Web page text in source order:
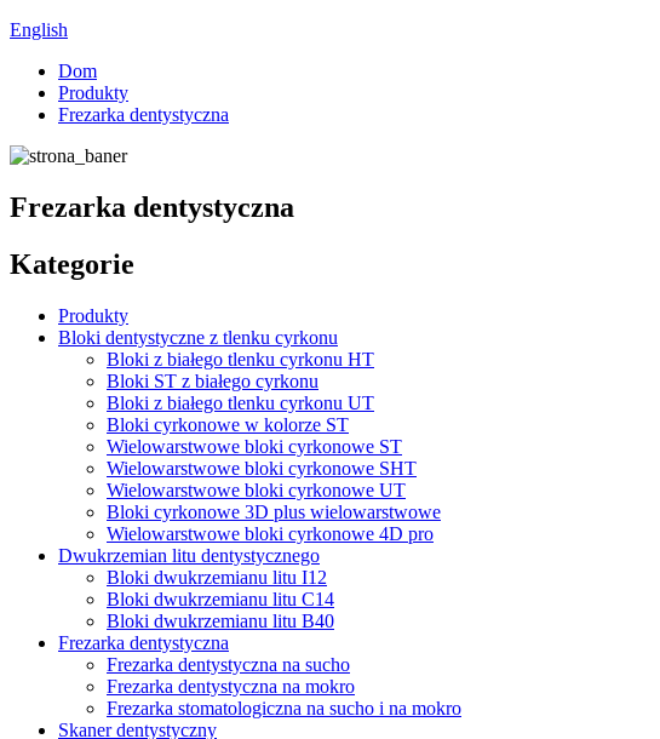
English
Dom
Produkty
Frezarka dentystyczna
Frezarka dentystyczna
Kategorie
Produkty
Bloki dentystyczne z tlenku cyrkonu
Bloki z białego tlenku cyrkonu HT
Bloki ST z białego cyrkonu
Bloki z białego tlenku cyrkonu UT
Bloki cyrkonowe w kolorze ST
Wielowarstwowe bloki cyrkonowe ST
Wielowarstwowe bloki cyrkonowe SHT
Wielowarstwowe bloki cyrkonowe UT
Bloki cyrkonowe 3D plus wielowarstwowe
Wielowarstwowe bloki cyrkonowe 4D pro
Dwukrzemian litu dentystycznego
Bloki dwukrzemianu litu I12
Bloki dwukrzemianu litu C14
Bloki dwukrzemianu litu B40
Frezarka dentystyczna
Frezarka dentystyczna na sucho
Frezarka dentystyczna na mokro
Frezarka stomatologiczna na sucho i na mokro
Skaner dentystyczny